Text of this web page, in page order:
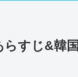
らすじ&韓